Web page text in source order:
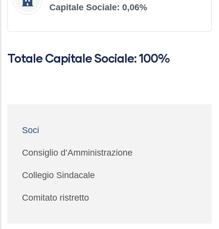
Capitale Sociale: 0,06%
Totale Capitale Sociale: 100%
Main
navigation
Soci
Consiglio d’Amministrazione
Collegio Sindacale
Comitato ristretto